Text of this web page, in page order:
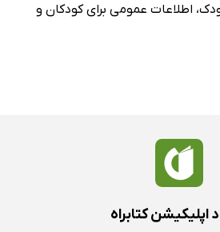
، اطلاعات عمومی برای کودکان و
اپلیکیشن کتابراه